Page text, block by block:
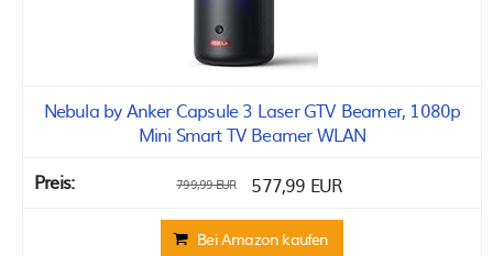
Nebula by Anker Capsule 3 Laser GTV Beamer, 1080p
Mini Smart TV Beamer WLAN
799,99 EUR 577,99 EUR
Bei Amazon kaufen